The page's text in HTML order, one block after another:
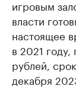
игровым
власти
настоящее
в 2021
рублей,
декабря